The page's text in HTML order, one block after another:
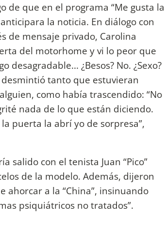
de que en el programa “Me gusta la
la noticia. En diálogo con
de mensaje privado, Carolina
del motorhome y vi lo peor que
desagradable... ¿Besos? No. ¿Sexo?
tanto que estuvieran
como había trascendido: “No
nada de lo que están diciendo.
puerta la abrí yo de sorpresa”,
salido con el tenista Juan “Pico”
de la modelo. Además, dijeron
a la “China”, insinuando
psiquiátricos no tratados”.